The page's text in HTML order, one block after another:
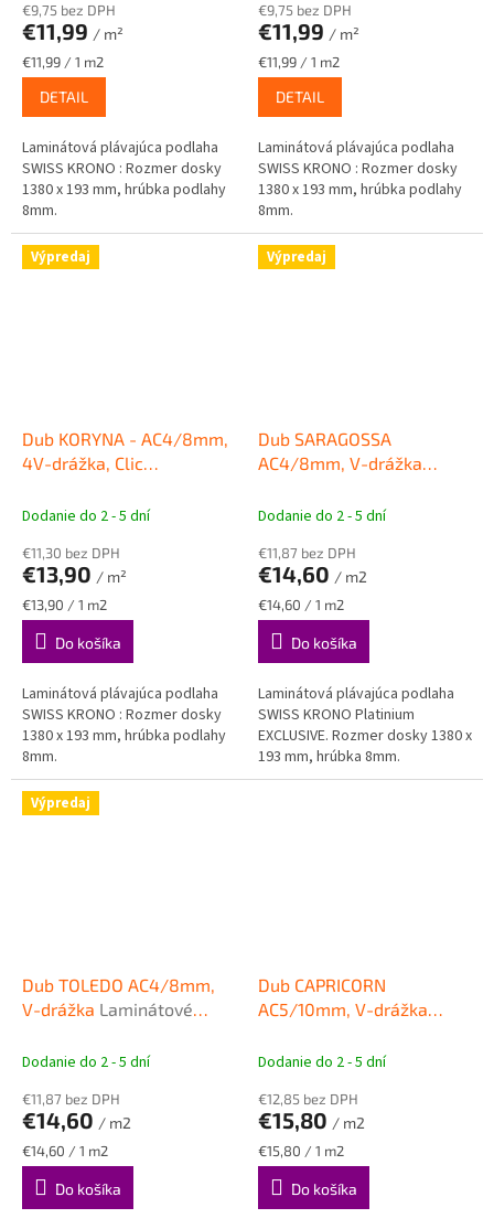
€9,75 bez DPH
€11,99 / m²
Jednotková
cena:
€11,99 / 1 m2
DETAIL
Laminátová plávajúca podlaha
SWISS KRONO : Rozmer dosky
1380 x 193 mm, hrúbka podlahy
8mm.
€9,75 bez DPH
€11,99 / m²
Jednotková
cena:
€11,99 / 1 m2
DETAIL
Laminátová plávajúca podlaha
SWISS KRONO : Rozmer dosky
1380 x 193 mm, hrúbka podlahy
8mm.
Výpredaj
Dub KORYNA - AC4/8mm,
4V-drážka, Clic
SWISS KRONO Sigma
Dodanie do 2 - 5 dní
€11,30 bez DPH
€13,90 / m²
Jednotková
cena:
€13,90 / 1 m2
Do košíka
Laminátová plávajúca podlaha
SWISS KRONO : Rozmer dosky
1380 x 193 mm, hrúbka podlahy
8mm.
Výpredaj
Dub SARAGOSSA
AC4/8mm, V-drážka
podlahy SWISS KRONO
Dodanie do 2 - 5 dní
€11,87 bez DPH
€14,60 / m2
Jednotková
cena:
€14,60 / 1 m2
Do košíka
Laminátová plávajúca podlaha
SWISS KRONO Platinium
EXCLUSIVE. Rozmer dosky 1380 x
193 mm, hrúbka 8mm.
Výpredaj
Dub TOLEDO AC4/8mm,
V-drážka Laminátové
KRONO PLATINIUM
Dodanie do 2 - 5 dní
€11,87 bez DPH
€14,60 / m2
Jednotková
cena:
€14,60 / 1 m2
Do košíka
Dub CAPRICORN
AC5/10mm, V-drážka
podlahy SWISS KRONO
Dodanie do 2 - 5 dní
€12,85 bez DPH
€15,80 / m2
Jednotková
cena:
€15,80 / 1 m2
Do košíka